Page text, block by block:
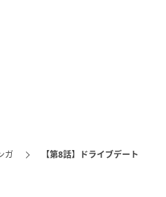
ガ 【第8話】ドライブデート